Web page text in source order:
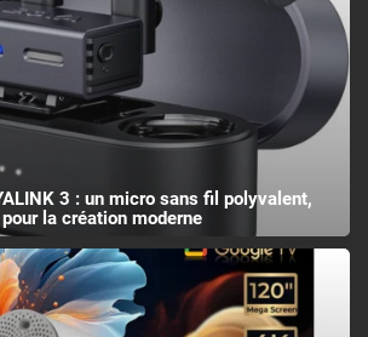
3 : un micro sans fil polyvalent,
la création moderne